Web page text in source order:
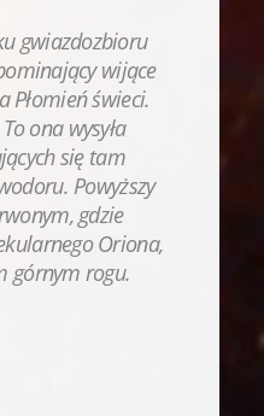
gwiazdozbioru
wijące
Płomień świeci.
ona wysyła
się tam
Powyższy
gdzie
Oriona,
górnym rogu.